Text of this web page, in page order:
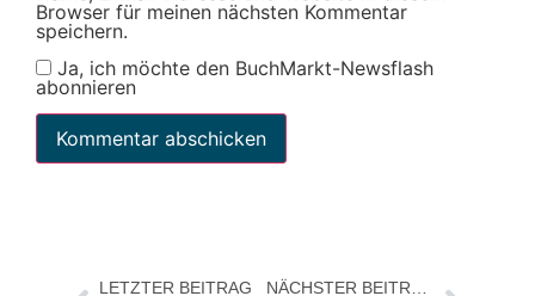
Browser für meinen nächsten Kommentar
speichern.
Ja, ich möchte den BuchMarkt-Newsflash
abonnieren
LETZTER BEITRAG NÄCHSTER BEITRAG